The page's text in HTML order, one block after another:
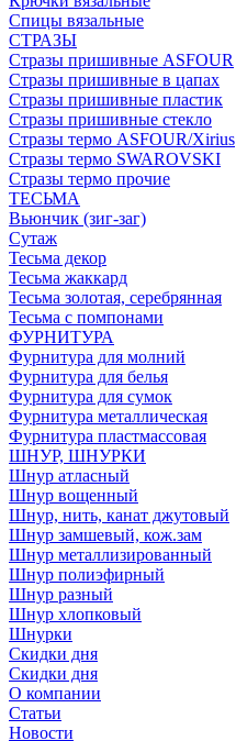
Спицы вязальные
СТРАЗЫ
Стразы пришивные ASFOUR
Стразы пришивные в цапах
Стразы пришивные пластик
Стразы пришивные стекло
Стразы термо ASFOUR/Xirius
Стразы термо SWAROVSKI
Стразы термо прочие
ТЕСЬМА
Вьюнчик (зиг-заг)
Сутаж
Тесьма декор
Тесьма жаккард
Тесьма золотая, серебрянная
Тесьма с помпонами
ФУРНИТУРА
Фурнитура для молний
Фурнитура для белья
Фурнитура для сумок
Фурнитура металлическая
Фурнитура пластмассовая
ШНУР, ШНУРКИ
Шнур атласный
Шнур вощенный
Шнур, нить, канат джутовый
Шнур замшевый, кож.зам
Шнур металлизированный
Шнур полиэфирный
Шнур разный
Шнур хлопковый
Шнурки
Скидки дня
Скидки дня
О компании
Статьи
Новости